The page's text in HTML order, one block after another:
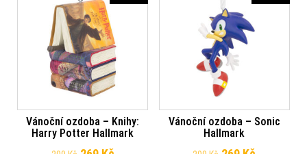
Vánoční ozdoba – Knihy:
Harry Potter Hallmark
Vánoční ozdoba – Sonic
Hallmark